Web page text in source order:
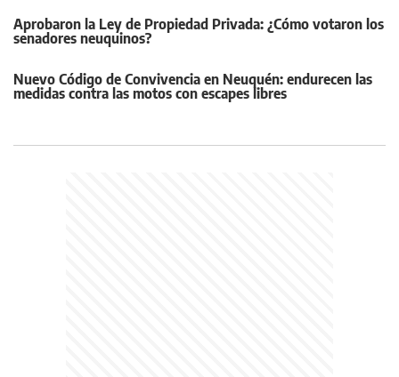
Aprobaron la Ley de Propiedad Privada: ¿Cómo votaron los
senadores neuquinos?
Nuevo Código de Convivencia en Neuquén: endurecen las
medidas contra las motos con escapes libres